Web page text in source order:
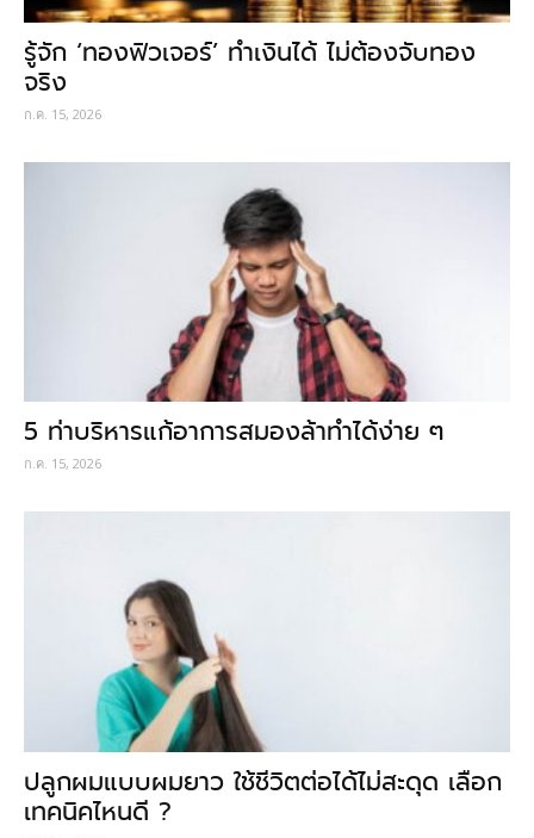
รู้จัก ‘ทองฟิวเจอร์’ ทำเงินได้ ไม่ต้องจับทอง
จริง
ก.ค. 15, 2026
5 ท่าบริหารแก้อาการสมองล้าทำได้ง่าย ๆ
ก.ค. 15, 2026
ปลูกผมแบบผมยาว ใช้ชีวิตต่อได้ไม่สะดุด เลือก
เทคนิคไหนดี ?